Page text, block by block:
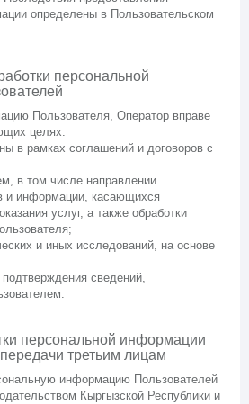
определены в Пользовательском
персональной
Пользователя, Оператор вправе
целях:
в рамках соглашений и договоров с
в том числе направлении
и информации, касающихся
услуг, а также обработки
и иных исследований, на основе
сведений,
персональной информации
третьим лицам
информацию Пользователей
Кыргызской Республики и